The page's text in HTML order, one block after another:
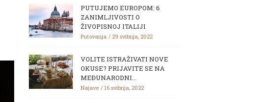
PUTUJEMO EUROPOM: 6
ZANIMLJIVOSTI O
ŽIVOPISNOJ ITALIJI
Putovanja 29 svibnja, 2022
VOLITE ISTRAŽIVATI NOVE
OKUSE? PRIJAVITE SE NA
MEĐUNARODNI...
Najave 16 svibnja, 2022